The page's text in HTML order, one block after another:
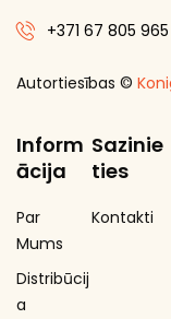
+371 67 805 965
Autortiesības ©
Inform
ācija
Par
Mums
Distribūcij
a
Sazinie
ties
Kontakti